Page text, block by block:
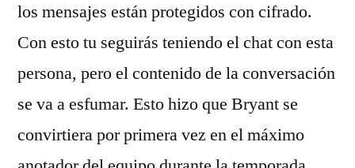
los mensajes están protegidos con cifrado.
Con esto tu seguirás teniendo el chat con esta
persona, pero el contenido de la conversación
se va a esfumar. Esto hizo que Bryant se
convirtiera por primera vez en el máximo